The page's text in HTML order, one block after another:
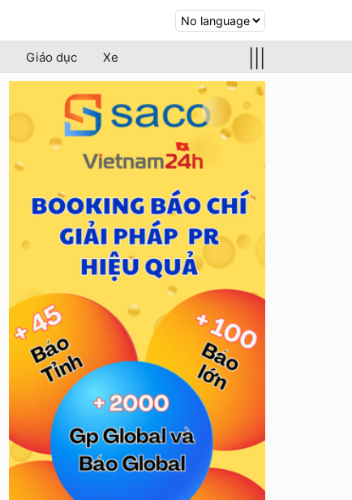
Giáo dục Xe